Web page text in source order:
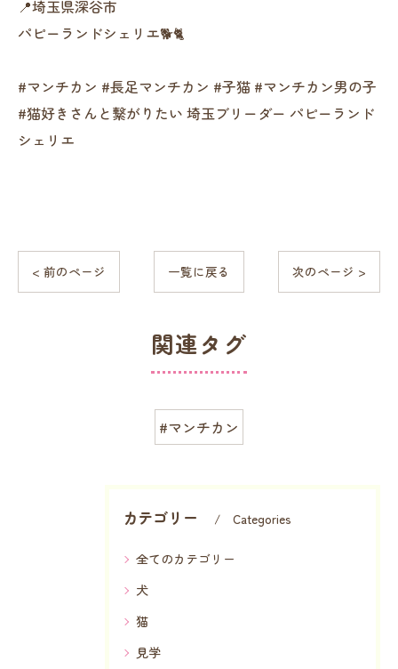
📍埼玉県深谷市
パピーランドシェリエ🐕🐈
#マンチカン #長足マンチカン #子猫 #マンチカン男の子
#猫好きさんと繋がりたい 埼玉ブリーダー パピーランド
シェリエ
< 前のページ 一覧に戻る 次のページ >
関連タグ
#マンチカン
カテゴリー Categories
全てのカテゴリー
犬
猫
見学